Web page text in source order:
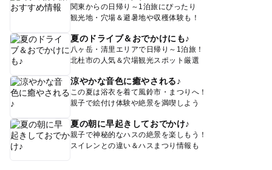
関東からの日帰り～1泊旅にぴったり
観光地・穴場＆避暑地や収穫体験も！
夏のドライブ＆おでかけにも♪
八ヶ岳・清里エリアで日帰り～1泊旅！
北杜市の人気＆穴場観光スポット厳選
涼やかな音色に癒やされる♪
この夏は浴衣を着て風鈴市・まつりへ！
親子で絵付け体験や絶景を満喫しよう
夏の朝に早起きしておでかけ♪
親子で神秘的なハスの絶景を楽しもう！
スイレンとの違い＆ハスまつり情報も